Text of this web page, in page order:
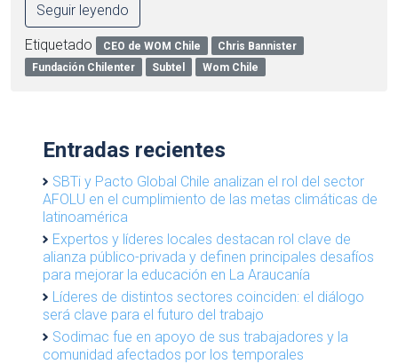
Seguir leyendo
Etiquetado CEO de WOM Chile
Chris Bannister
Fundación Chilenter
Subtel Wom Chile
Entradas recientes
SBTi y Pacto Global Chile analizan el rol del sector
AFOLU en el cumplimiento de las metas climáticas de
latinoamérica
Expertos y líderes locales destacan rol clave de
alianza público-privada y definen principales desafíos
para mejorar la educación en La Araucanía
Líderes de distintos sectores coinciden: el diálogo
será clave para el futuro del trabajo
Sodimac fue en apoyo de sus trabajadores y la
comunidad afectados por los temporales